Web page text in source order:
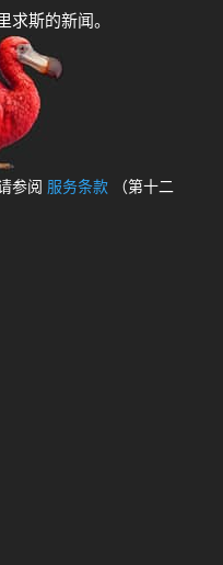
斯的新闻。
参阅 服务条款（第十二